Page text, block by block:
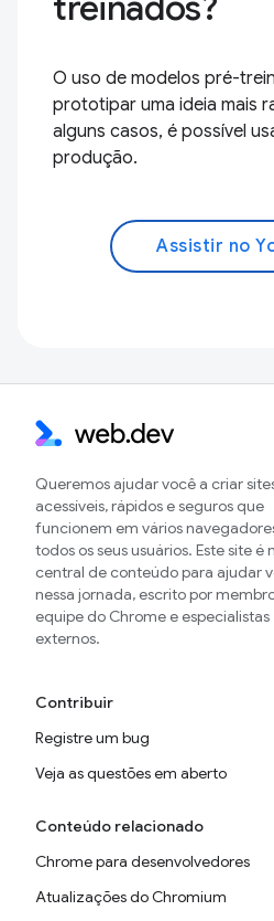
O uso de modelos pré-
prototipar uma ideia mais
alguns casos, é possível
produção.
Assistir no
Queremos ajudar você a criar
acessíveis, rápidos e seguros que
funcionem em vários
todos os seus usuários. Este site é
central de conteúdo para ajudar
nessa jornada, escrito por
equipe do Chrome e especialistas
externos.
Contribuir
Registre um bug
Veja as questões em aberto
Conteúdo relacionado
Chrome para desenvolvedores
Atualizações do Chromium